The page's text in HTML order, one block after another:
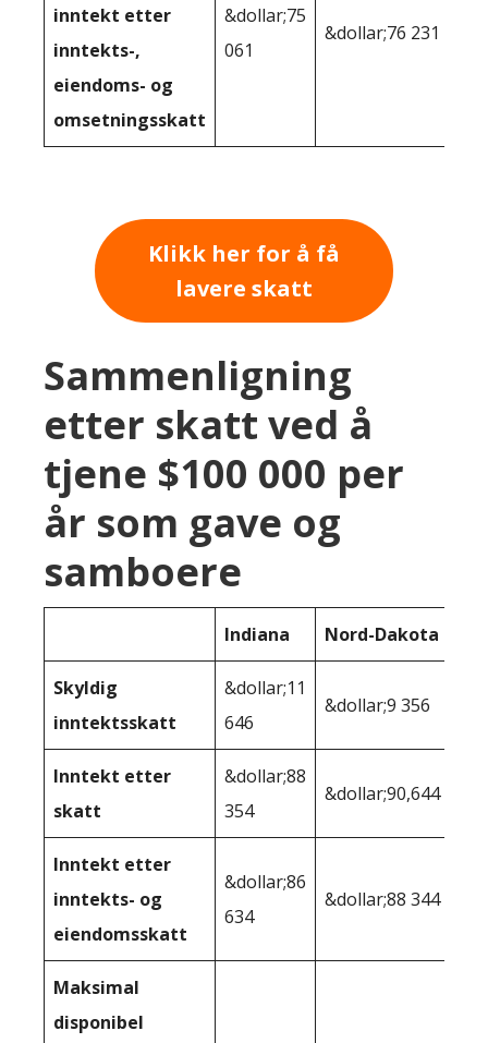
inntekt etter
inntekts-,
eiendoms- og
omsetningsskatt
&dollar;75
061
&dollar;76 231
Klikk her for å få
lavere skatt
Sammenligning
etter skatt ved å
tjene $100 000 per
år som gave og
samboere
Indiana Nord-Dakota
Skyldig
inntektsskatt
&dollar;11
646
&dollar;9 356
Inntekt etter
skatt
&dollar;88
354
&dollar;90,644
Inntekt etter
inntekts- og
eiendomsskatt
&dollar;86
634
&dollar;88 344
Maksimal
disponibel